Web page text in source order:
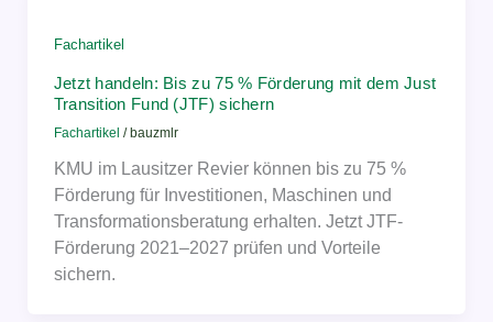
Fachartikel
Jetzt handeln: Bis zu 75 % Förderung mit dem Just
Transition Fund (JTF) sichern
Fachartikel /bauzmlr
KMU im Lausitzer Revier können bis zu 75 %
Förderung für Investitionen, Maschinen und
Transformationsberatung erhalten. Jetzt JTF-
Förderung 2021–2027 prüfen und Vorteile
sichern.